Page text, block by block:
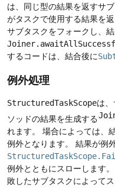
は、同じ型の結果を返すサ
がタスクで使用する結果を返
サブタスクをフォークし、
するコードは、結合後に
例外処理
StructuredTaskScopeは、
ソッドの結果を生成する
れます。
場合によっては、
例外となります。
結果が例
例外とともにスローします。
敗したサブタスクによって